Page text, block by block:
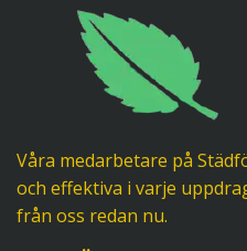
Våra medarbetare på
och effektiva i varje
från oss redan nu.